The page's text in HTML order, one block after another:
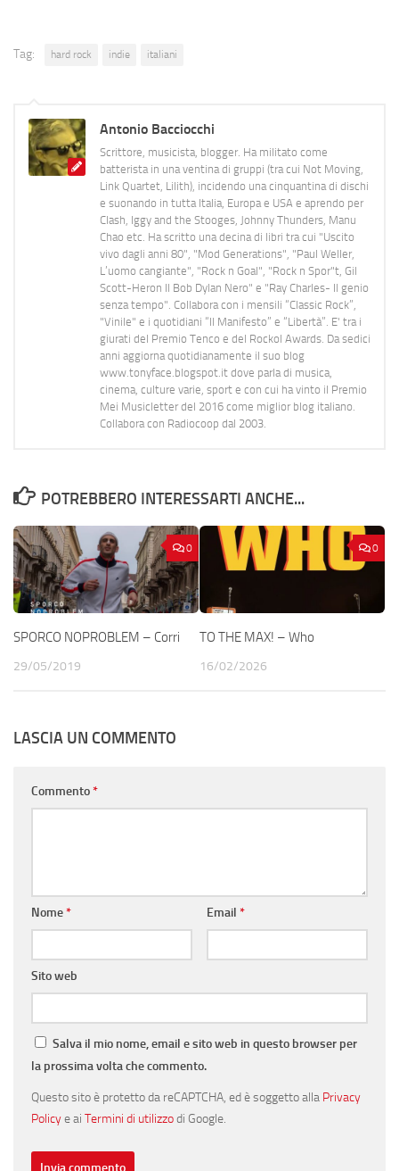
Tag: hard rock indie italiani
Antonio Bacciocchi
Scrittore, musicista, blogger. Ha militato come
batterista in una ventina di gruppi (tra cui Not Moving,
Link Quartet, Lilith), incidendo una cinquantina di dischi
e suonando in tutta Italia, Europa e USA e aprendo per
Clash, Iggy and the Stooges, Johnny Thunders, Manu
Chao etc. Ha scritto una decina di libri tra cui "Uscito
vivo dagli anni 80", "Mod Generations", "Paul Weller,
L’uomo cangiante", "Rock n Goal", "Rock n Spor"t, Gil
Scott-Heron Il Bob Dylan Nero" e "Ray Charles- Il genio
senza tempo". Collabora con i mensili “Classic Rock”,
"Vinile" e i quotidiani “Il Manifesto” e “Libertà”. E' tra i
giurati del Premio Tenco e del Rockol Awards. Da sedici
anni aggiorna quotidianamente il suo blog
www.tonyface.blogspot.it dove parla di musica,
cinema, culture varie, sport e con cui ha vinto il Premio
Mei Musicletter del 2016 come miglior blog italiano.
Collabora con Radiocoop dal 2003.
POTREBBERO INTERESSARTI ANCHE...
0
SPORCO NOPROBLEM – Corri
29/05/2019
0
TO THE MAX! – Who
16/02/2026
LASCIA UN COMMENTO
Commento*
Nome* Email *
Sito web
Salva il mio nome, email e sito web in questo browser per
la prossima volta che commento.
Questo sito è protetto da reCAPTCHA, ed è soggetto alla Privacy
Policye ai Termini di utilizzodi Google.